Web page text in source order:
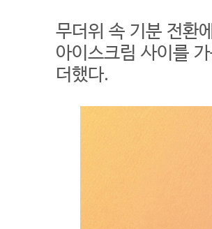
무더위 속 기분 전환
아이스크림 사이를
더했다.